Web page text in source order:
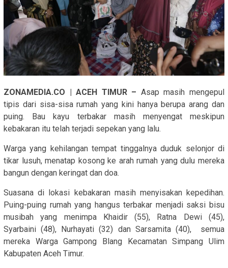
ZONAMEDIA.CO | ACEH TIMUR – Asap masih mengepul
tipis dari sisa-sisa rumah yang kini hanya berupa arang dan
puing. Bau kayu terbakar masih menyengat meskipun
kebakaran itu telah terjadi sepekan yang lalu.
Warga yang kehilangan tempat tinggalnya duduk selonjor di
tikar lusuh, menatap kosong ke arah rumah yang dulu mereka
bangun dengan keringat dan doa.
Suasana di lokasi kebakaran masih menyisakan kepedihan.
Puing-puing rumah yang hangus terbakar menjadi saksi bisu
musibah yang menimpa Khaidir (55), Ratna Dewi (45),
Syarbaini (48), Nurhayati (32) dan Sarsamita (40), semua
mereka Warga Gampong Blang Kecamatan Simpang Ulim
Kabupaten Aceh Timur.